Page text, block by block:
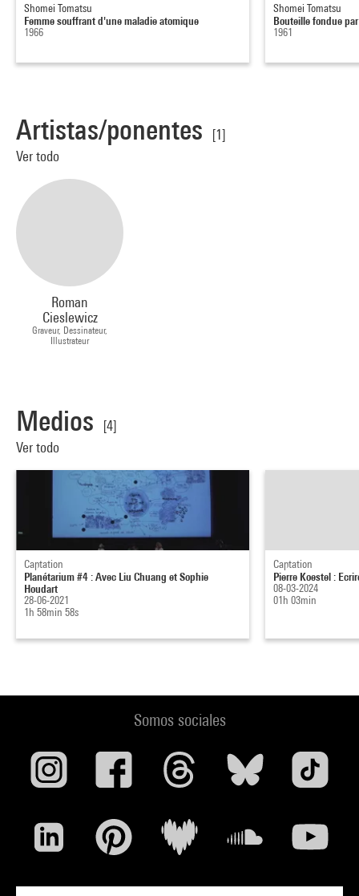
Shomei Tomatsu
Femme souffrant d'une maladie atomique
1966
Shomei Tomatsu
Bouteille fondue
1961
Artistas/ponentes
[1]
Ver todo
Roman
Cieslewicz
Graveur, Dessinateur,
Illustrateur
Medios
[4]
Ver todo
Captation
Planétarium #4 : Avec Liu Chuang et Sophie
Houdart
28-06-2021
1h 58min 58s
Captation
Pierre Koestel :
08-03-2024
01h 03min
Somos sociales